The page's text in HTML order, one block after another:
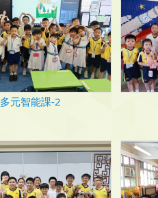
多元智能課-2